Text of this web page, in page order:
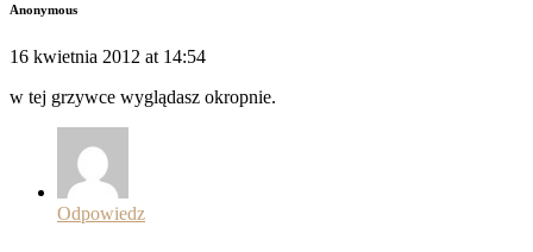
Anonymous
16 kwietnia 2012 at 14:54
w tej grzywce wyglądasz okropnie.
Odpowiedz